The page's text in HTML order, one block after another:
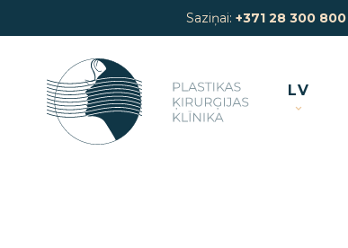
Saziņai: +371 28 300 800
LV